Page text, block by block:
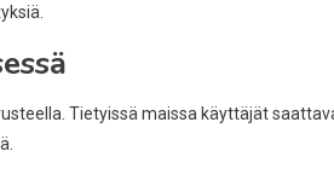
Tietyissä maissa käyttäjät